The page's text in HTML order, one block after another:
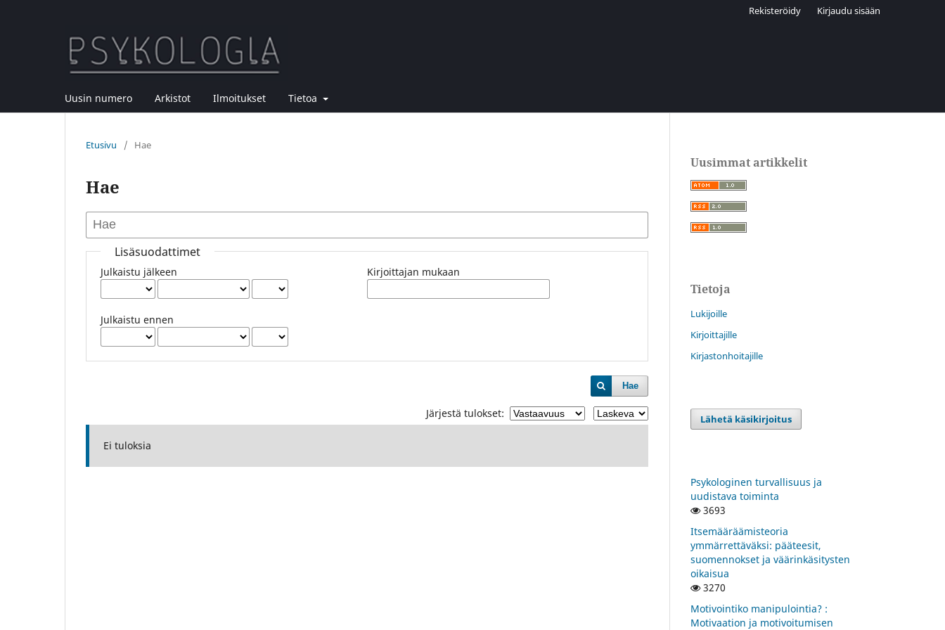
Uusin numero Arkistot Ilmoitukset Tietoa
Rekisteröidy Kirjaudu sisään
Etusivu / Hae
Hae
Lisäsuodattimet
Julkaistu jälkeen
Julkaistu ennen
Kirjoittajan mukaan
Hae
Järjestä tulokset:
Ei tuloksia
Uusimmat artikkelit
Tietoja
Lukijoille
Kirjoittajille
Kirjastonhoitajille
Lähetä käsikirjoitus
Psykologinen turvallisuus ja
uudistava toiminta
3693
Itsemääräämisteoria
ymmärrettäväksi: pääteesit,
suomennokset ja väärinkäsitysten
oikaisua
3270
Motivointiko manipulointia? :
Motivaation ja motivoitumisen